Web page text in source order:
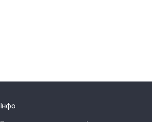
Інфо